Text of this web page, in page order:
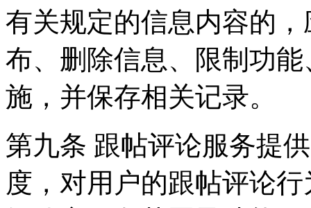
有关规定的信息内容的
布、删除信息、限制功
施，并保存相关记录。
第九条 跟帖评论服务提
度，对用户的跟帖评论